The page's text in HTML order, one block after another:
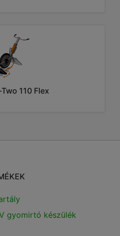
110 Flex
gyomirtó készülék